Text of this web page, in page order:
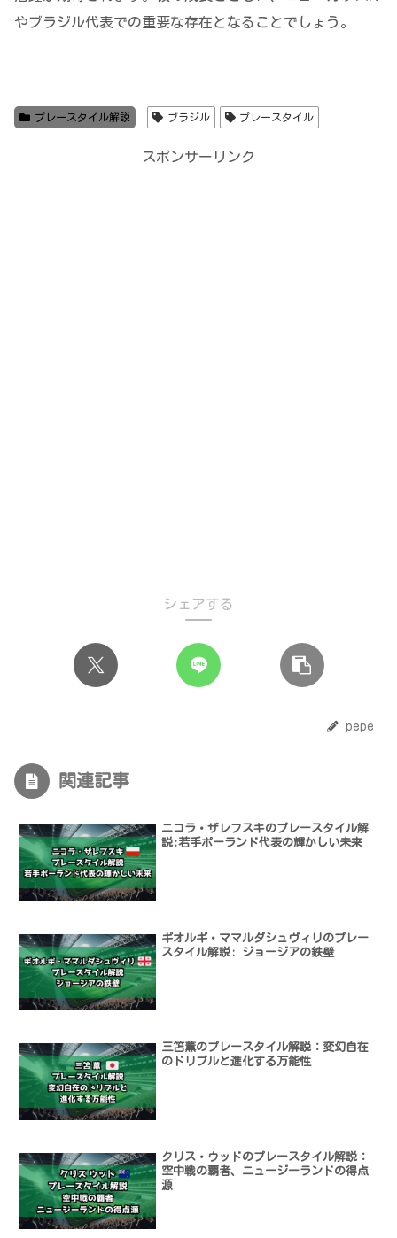
やブラジル代表での重要な存在となることでしょう。
プレースタイル解説 ブラジル プレースタイル
スポンサーリンク
シェアする
pepe
関連記事
ニコラ・ザレフスキのプレースタイル解
説:若手ポーランド代表の輝かしい未来
ギオルギ・ママルダシュヴィリのプレー
スタイル解説: ジョージアの鉄壁
三笘薫のプレースタイル解説：変幻自在
のドリブルと進化する万能性
クリス・ウッドのプレースタイル解説：
空中戦の覇者、ニュージーランドの得点
源